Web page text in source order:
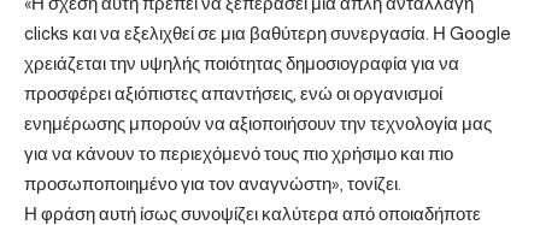
clicks και να εξελιχθεί σε μια βαθύτερη συνεργασία. Η Google
χρειάζεται την υψηλής ποιότητας δημοσιογραφία για να
προσφέρει αξιόπιστες απαντήσεις, ενώ οι οργανισμοί
ενημέρωσης μπορούν να αξιοποιήσουν την τεχνολογία μας
για να κάνουν το περιεχόμενό τους πιο χρήσιμο και πιο
προσωποποιημένο για τον αναγνώστη», τονίζει.
Η φράση αυτή ίσως συνοψίζει καλύτερα από οποιαδήποτε